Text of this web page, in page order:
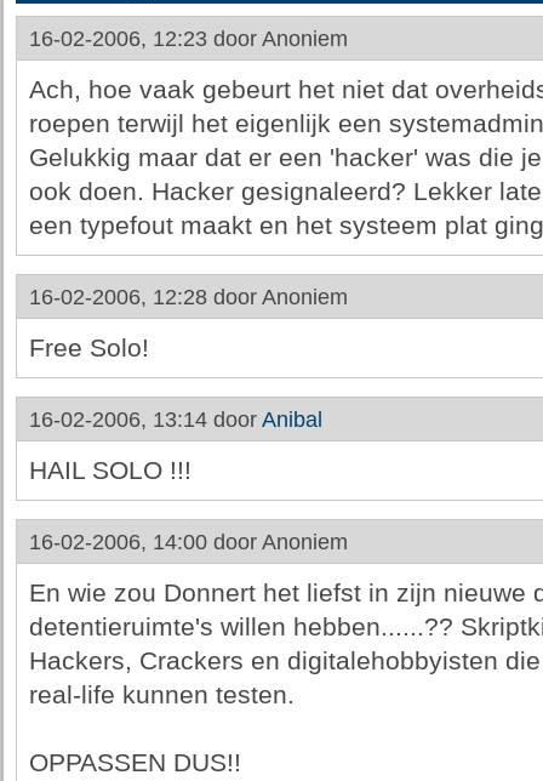
16-02-2006, 12:23 door Anoniem
Ach, hoe vaak gebeurt het niet dat
roepen terwijl het eigenlijk een
Gelukkig maar dat er een 'hacker' was die
ook doen. Hacker gesignaleerd? Lekker
een typefout maakt en het systeem plat
16-02-2006, 12:28 door Anoniem
Free Solo!
16-02-2006, 13:14 door Anibal
HAIL SOLO !!!
16-02-2006, 14:00 door Anoniem
En wie zou Donnert het liefst in zijn nieuwe
detentieruimte's willen hebben......??
Hackers, Crackers en digitalehobbyisten
real-life kunnen testen.
OPPASSEN DUS!!